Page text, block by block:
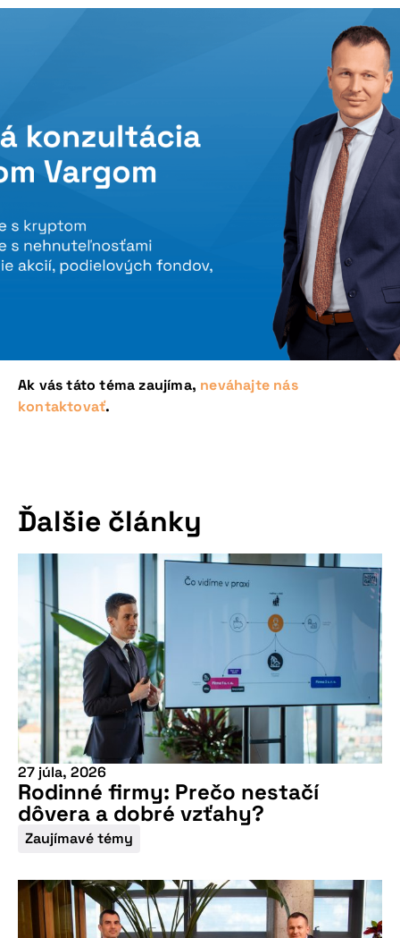
Ak vás táto téma zaujíma, neváhajte nás
kontaktovať.
Ďalšie články
27 júla, 2026
Rodinné firmy: Prečo nestačí
dôvera a dobré vzťahy?
Zaujímavé témy